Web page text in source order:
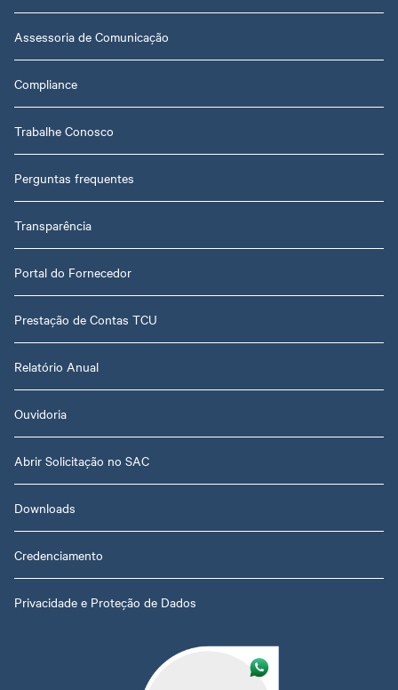
Assessoria de Comunicação
Compliance
Trabalhe Conosco
Perguntas frequentes
Transparência
Portal do Fornecedor
Prestação de Contas TCU
Relatório Anual
Ouvidoria
Abrir Solicitação no SAC
Downloads
Credenciamento
Privacidade e Proteção de Dados